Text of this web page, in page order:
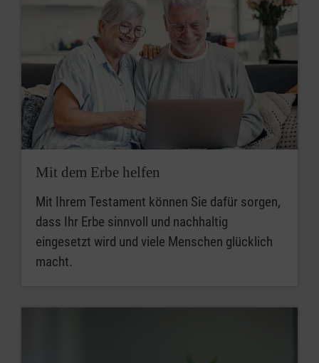
Mit dem Erbe helfen
Mit Ihrem Testament können Sie dafür sorgen,
dass Ihr Erbe sinnvoll und nachhaltig
eingesetzt wird und viele Menschen glücklich
macht.